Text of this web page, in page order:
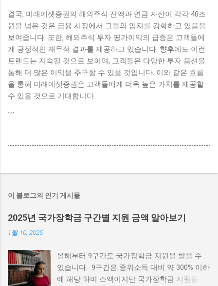
결국, 미래에셋증권의 해외주식 잔액과 연금 자산이 각각 40조
원을 넘은 것은 금융 시장에서 그들의 입지를 강화하고 있음을
보여줍니다. 또한, 해외주식 투자 평가이익의 급증은 고객들에
게 긍정적인 재무적 결과를 제공하고 있습니다. 향후에도 이런
트렌드는 지속될 것으로 보이며, 고객들은 다양한 투자 옵션을
통해 더 많은 이익을 추구할 수 있을 것입니다. 이와 같은 흐름
을 통해 미래에셋증권은 고객들에게 더욱 높은 가치를 제공할
수 있을 것으로 기대합니다.
```
이 블로그의 인기 게시물
2025년 국가장학금 구간별 지원 금액 알아보기
1월 10, 2025
올해부터 9구간도 국가장학금 지원을 받을 수
있습니다. 9구간은 중위소득 대비 약 300% 이하
에 해당 하며 소액이지만 국가장학금 지원을 받